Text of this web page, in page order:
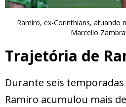
Ramiro, ex-Corinthians, atuando
Marcello
Trajetória de
Durante seis
Ramiro acumulou mais